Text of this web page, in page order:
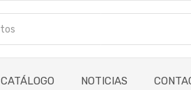
CATÁLOGO NOTICIAS